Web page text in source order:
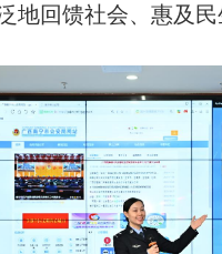
地回馈社会、惠及民